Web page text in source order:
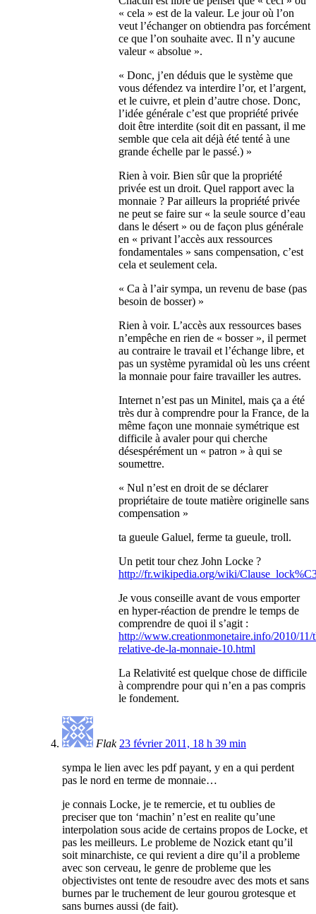
« cela » est de la valeur. Le jour où l’on
veut l’échanger on obtiendra pas forcément
ce que l’on souhaite avec. Il n’y aucune
valeur « absolue ».
« Donc, j’en déduis que le système que
vous défendez va interdire l’or, et l’argent,
et le cuivre, et plein d’autre chose. Donc,
l’idée générale c’est que propriété privée
doit être interdite (soit dit en passant, il me
semble que cela ait déjà été tenté à une
grande échelle par le passé.) »
Rien à voir. Bien sûr que la propriété
privée est un droit. Quel rapport avec la
monnaie ? Par ailleurs la propriété privée
ne peut se faire sur « la seule source d’eau
dans le désert » ou de façon plus générale
en « privant l’accès aux ressources
fondamentales » sans compensation, c’est
cela et seulement cela.
« Ca à l’air sympa, un revenu de base (pas
besoin de bosser) »
Rien à voir. L’accès aux ressources bases
n’empêche en rien de « bosser », il permet
au contraire le travail et l’échange libre, et
pas un système pyramidal où les uns créent
la monnaie pour faire travailler les autres.
Internet n’est pas un Minitel, mais ça a été
très dur à comprendre pour la France, de la
même façon une monnaie symétrique est
difficile à avaler pour qui cherche
désespérément un « patron » à qui se
soumettre.
« Nul n’est en droit de se déclarer
propriétaire de toute matière originelle sans
compensation »
ta gueule Galuel, ferme ta gueule, troll.
Un petit tour chez John Locke ?
http://fr.wikipedia.org/wiki/
Je vous conseille avant de vous emporter
en hyper-réaction de prendre le temps de
comprendre de quoi il s’agit :
http://www.creationmonetaire.info/2010/11/
relative-de-la-monnaie-10.html
La Relativité est quelque chose de difficile
à comprendre pour qui n’en a pas compris
le fondement.
Flak 23 février 2011, 18 h 39 min
sympa le lien avec les pdf payant, y en a qui perdent
pas le nord en terme de monnaie…
je connais Locke, je te remercie, et tu oublies de
preciser que ton ‘machin’ n’est en realite qu’une
interpolation sous acide de certains propos de Locke, et
pas les meilleurs. Le probleme de Nozick etant qu’il
soit minarchiste, ce qui revient a dire qu’il a probleme
avec son cerveau, le genre de probleme que les
objectivistes ont tente de resoudre avec des mots et sans
burnes par le truchement de leur gourou grotesque et
sans burnes aussi (de fait).